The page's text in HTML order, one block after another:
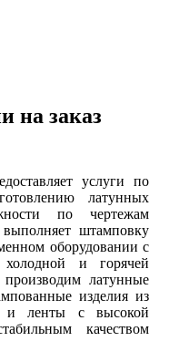
на заказ
услуги по
латунных
по чертежам
штамповку
оборудовании с
холодной и горячей
латунные
изделия из
и ленты с высокой
качеством